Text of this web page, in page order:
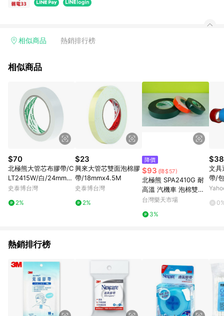
相似商品 熱銷排行榜
相似商品
$70
北極熊大管芯布膠帶/C
LT2415W/白/24mmx1
5Y
史泰博台灣
2%
$23
興來大管芯雙面泡棉膠
帶/18mmx4.5M
史泰博台灣
2%
降價
$93 (降$57)
北極熊 SPA2410G 耐
高溫 汽機車 泡棉雙面
膠帶 (24mm*10M)【A
(單一帳號最高1500
台灣樂天市場
3%
$38
文具
帶/
5
熱銷排行榜